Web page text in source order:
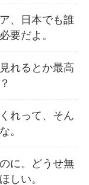
、日本でも誰
要だよ。
れるとか最高
れって、そん
。
に。どうせ無
しい。